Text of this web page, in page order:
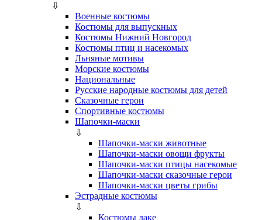
⇩
Военные костюмы
Костюмы для выпускных
Костюмы Нижний Новгород
Костюмы птиц и насекомых
Льняные мотивы
Морские костюмы
Национальные
Русские народные костюмы для детей
Сказочные герои
Спортивные костюмы
Шапочки-маски
⇩
Шапочки-маски животные
Шапочки-маски овощи фрукты
Шапочки-маски птицы насекомые
Шапочки-маски сказочные герои
Шапочки-маски цветы грибы
Эстрадные костюмы
⇩
Костюмы лаке